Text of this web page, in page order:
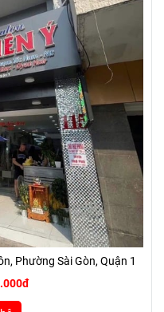
Phường Sài Gòn, Quận 1